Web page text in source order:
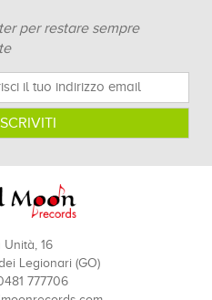
per restare sempre
Unità, 16
Legionari (GO)
777706